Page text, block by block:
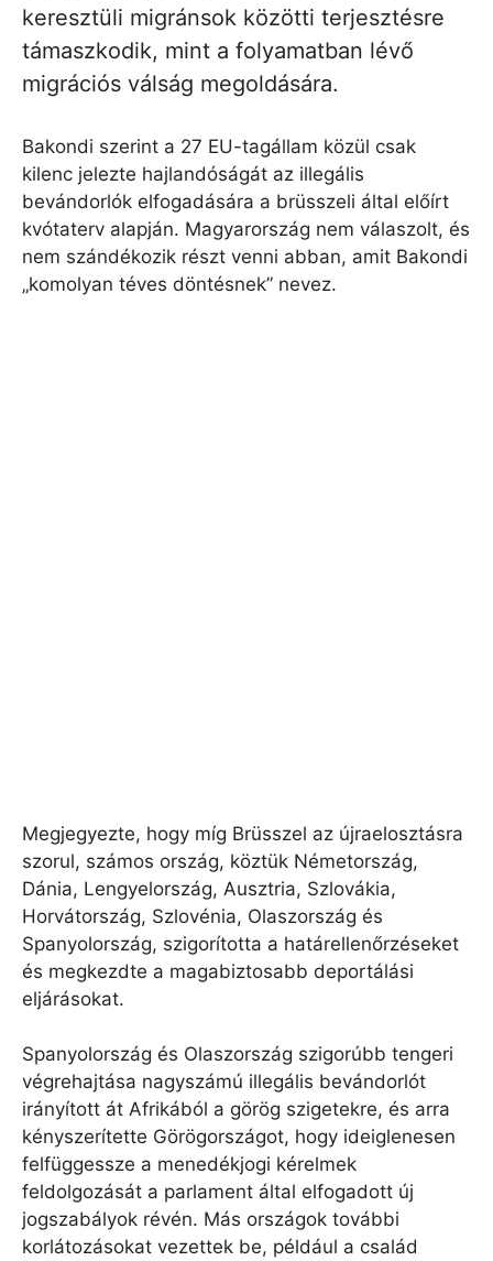
keresztüli migránsok közötti terjesztésre
támaszkodik, mint a folyamatban lévő
migrációs válság megoldására.
Bakondi szerint a 27 EU-tagállam közül csak
kilenc jelezte hajlandóságát az illegális
bevándorlók elfogadására a brüsszeli által előírt
kvótaterv alapján. Magyarország nem válaszolt, és
nem szándékozik részt venni abban, amit Bakondi
„komolyan téves döntésnek” nevez.
Megjegyezte, hogy míg Brüsszel az újraelosztásra
szorul, számos ország, köztük Németország,
Dánia, Lengyelország, Ausztria, Szlovákia,
Horvátország, Szlovénia, Olaszország és
Spanyolország, szigorította a határellenőrzéseket
és megkezdte a magabiztosabb deportálási
eljárásokat.
Spanyolország és Olaszország szigorúbb tengeri
végrehajtása nagyszámú illegális bevándorlót
irányított át Afrikából a görög szigetekre, és arra
kényszerítette Görögországot, hogy ideiglenesen
felfüggessze a menedékjogi kérelmek
feldolgozását a parlament által elfogadott új
jogszabályok révén. Más országok további
korlátozásokat vezettek be, például a család